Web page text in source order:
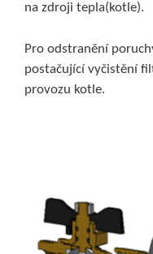
na zdroji tepla(kotle).
Pro odstranění
postačující vyčistění
provozu kotle.